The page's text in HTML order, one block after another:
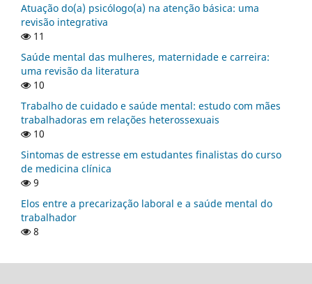
Atuação do(a) psicólogo(a) na atenção básica: uma
revisão integrativa
11
Saúde mental das mulheres, maternidade e carreira:
uma revisão da literatura
10
Trabalho de cuidado e saúde mental: estudo com mães
trabalhadoras em relações heterossexuais
10
Sintomas de estresse em estudantes finalistas do curso
de medicina clínica
9
Elos entre a precarização laboral e a saúde mental do
trabalhador
8